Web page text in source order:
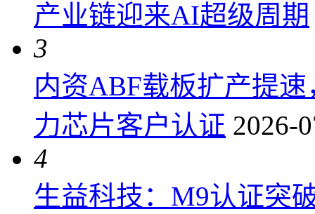
产业链迎来AI超级周期
3
内资ABF载板扩产提
力芯片客户认证 2026-
4
生益科技：M9认证突